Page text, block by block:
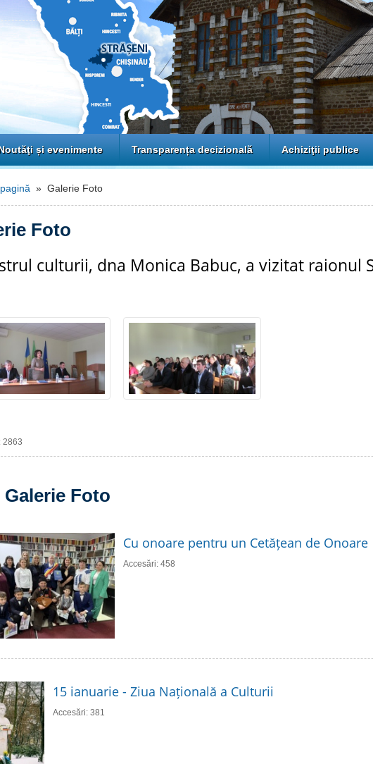
și evenimente Transparența decizională Achiziţii publice
» Galerie Foto
Foto
culturii, dna Monica Babuc, a vizitat raionul
2863
Foto
Cu onoare pentru un Cetățean de Onoare
Accesări: 458
15 ianuarie - Ziua Națională a Culturii
Accesări: 381